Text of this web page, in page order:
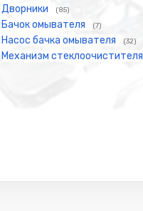
Дворники (85)
Бачок омывателя (7)
Насос бачка омывателя (32)
Механизм стеклоочистителя